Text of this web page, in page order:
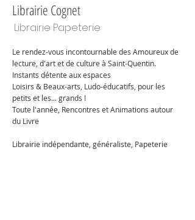
Librairie Cognet
Librairie Papeterie
Le rendez-vous incontournable des Amoureux de
lecture, d'art et de culture à Saint-Quentin.
Instants détente aux espaces
Loisirs & Beaux-arts, Ludo-éducatifs, pour les
petits et les... grands !
Toute l'année, Rencontres et Animations autour
du Livre
Librairie indépendante, généraliste, Papeterie